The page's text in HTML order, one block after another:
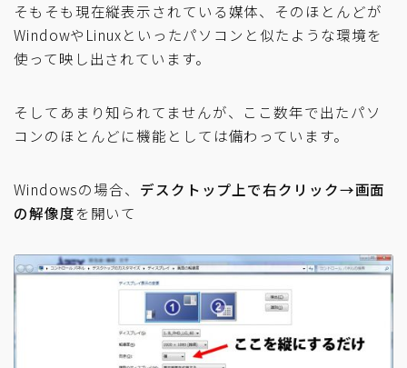
そもそも現在縦表示されている媒体、そのほとんどが
WindowやLinuxといったパソコンと似たような環境を
使って映し出されています。
そしてあまり知られてませんが、ここ数年で出たパソ
コンのほとんどに機能としては備わっています。
Windowsの場合、 デスクトップ上で右クリック→画面
の解像度を開いて